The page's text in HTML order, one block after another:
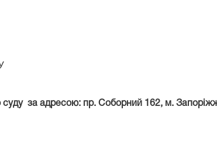
суду за адресою: пр. Соборний 162, м.